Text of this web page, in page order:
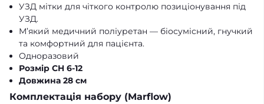
УЗД мітки для чіткого контролю позиціонування під
УЗД.
М’який медичний поліуретан — біосумісний, гнучкий
та комфортний для пацієнта.
Одноразовий
Розмір CH 6-12
Довжина 28 см
Комплектація набору (Marflow)